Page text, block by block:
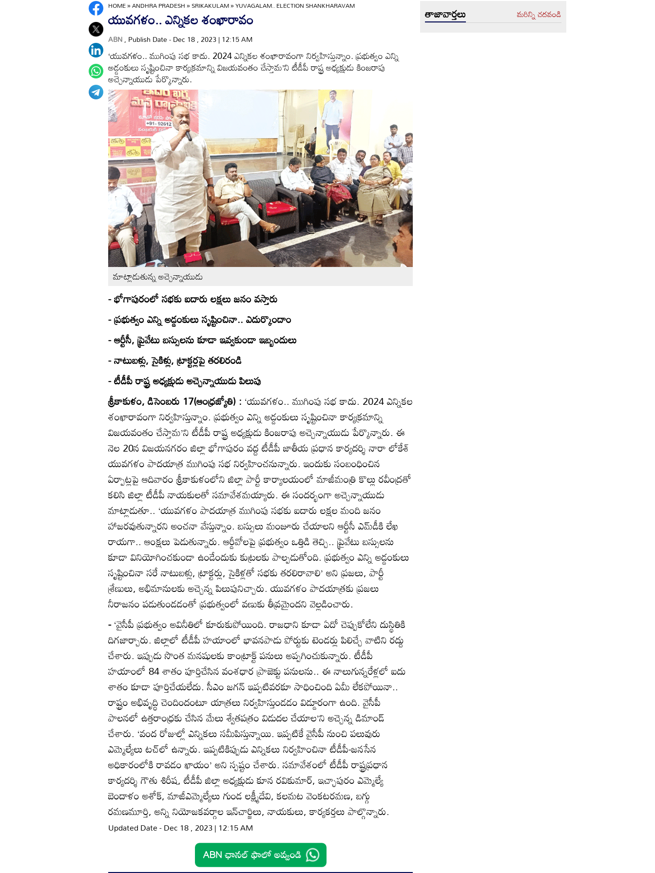
HOME»ANDHRA PRADESH»SRIKAKULAM»YUVAGALAM.. ELECTION SHANKHARAVAM
యువగళం.. ఎన్నికల శంఖారావం
ABN, Publish Date - Dec 18 , 2023 | 12:15 AM
‘యువగళం.. ముగింపు సభ కాదు. 2024 ఎన్నికల శంఖారావంగా నిర్వహిస్తున్నాం. ప్రభుత్వం ఎన్ని
అడ్డంకులు సృష్టించినా కార్యక్రమాన్ని విజయవంతం చేస్తామ’ని టీడీపీ రాష్ట్ర అధ్యక్షుడు కింజరాపు
అచ్చెన్నాయుడు పేర్కొన్నారు.
మాట్లాడుతున్న అచ్చెన్నాయుడు
- భోగాపురంలో సభకు ఐదారు లక్షలు జనం వస్తారు
- ప్రభుత్వం ఎన్ని అడ్డంకులు సృష్టించినా.. ఎదుర్కొందాం
- ఆర్టీసీ, ప్రైవేటు బస్సులను కూడా ఇవ్వకుండా ఇబ్బందులు
- నాటుబళ్లు, సైకిళ్లు, ట్రాక్టర్లపై తరలిరండి
- టీడీపీ రాష్ట్ర అధ్యక్షుడు అచ్చెన్నాయుడు పిలుపు
శ్రీకాకుళం, డిసెంబరు 17(ఆంధ్రజ్యోతి) : ‘యువగళం.. ముగింపు సభ కాదు. 2024 ఎన్నికల
శంఖారావంగా నిర్వహిస్తున్నాం. ప్రభుత్వం ఎన్ని అడ్డంకులు సృష్టించినా కార్యక్రమాన్ని
విజయవంతం చేస్తామ’ని టీడీపీ రాష్ట్ర అధ్యక్షుడు కింజరాపు అచ్చెన్నాయుడు పేర్కొన్నారు. ఈ
నెల 20న విజయనగరం జిల్లా భోగాపురం వద్ద టీడీపీ జాతీయ ప్రధాన కార్యదర్శి నారా లోకేశ్‌
యువగళం పాదయాత్ర ముగింపు సభ నిర్వహించనున్నారు. ఇందుకు సంబంధించిన
ఏర్పాట్లపై ఆదివారం శ్రీకాకుళంలోని జిల్లా పార్టీ కార్యాలయంలో మాజీమంత్రి కొల్లు రవీంద్రతో
కలిసి జిల్లా టీడీపీ నాయకులతో సమావేశమయ్యారు. ఈ సందర్భంగా అచ్చెన్నాయుడు
మాట్లాడుతూ.. ‘యువగళం పాదయాత్ర ముగింపు సభకు ఐదారు లక్షల మంది జనం
హాజరవుతున్నారని అంచనా వేస్తున్నాం. బస్సులు మంజూరు చేయాలని ఆర్టీసీ ఎమ్‌డీకి లేఖ
రాయగా.. ఆంక్షలు పెడుతున్నారు. ఆర్డీవోలపై ప్రభుత్వం ఒత్తిడి తెచ్చి.. ప్రైవేటు బస్సులను
కూడా వినియోగించకుండా ఉండేందుకు కుట్రలకు పాల్పడుతోంది. ప్రభుత్వం ఎన్ని అడ్డంకులు
సృష్టించినా సరే నాటుబళ్లు, ట్రాక్టర్లు, సైకిళ్లతో సభకు తరలిరావాలి’ అని ప్రజలు, పార్టీ
శ్రేణులు, అభిమానులకు అచ్చెన్న పిలుపునిచ్చారు. యువగళం పాదయాత్రకు ప్రజలు
నీరాజనం పడుతుండడంతో ప్రభుత్వంలో వణుకు తీవ్రమైందని వెల్లడించారు.
-‘వైసీపీ ప్రభుత్వం అవినీతిలో కూరుకుపోయింది. రాజధాని కూడా ఏదో చెప్పుకోలేని దుస్థితికి
దిగజార్చారు. జిల్లాలో టీడీపీ హయాంలో భావనపాడు పోర్టుకు టెండర్లు పిలిచ్చే వాటిని రద్దు
చేశారు. ఇప్పుడు సొంత మనషులకు కాంట్రాక్ట్‌ పనులు అప్పగించుకున్నారు. టీడీపీ
హయాంలో 84 శాతం పూర్తిచేసిన వంశధార ప్రాజెక్టు పనులను.. ఈ నాలుగున్నరేళ్లలో ఐదు
శాతం కూడా పూర్తిచేయలేదు. సీఎం జగన్‌ ఇప్పటివరకూ సాధించింది ఏమీ లేకపోయినా..
రాష్ట్రం అభివృద్ధి చెందిందంటూ యాత్రలు నిర్వహిస్తుండడం విడ్డూరంగా ఉంది. వైసీపీ
పాలనలో ఉత్తరాంధ్రకు చేసిన మేలు శ్వేతపత్రం విడుదల చేయాల’ని అచ్చెన్న డిమాండ్‌
చేశారు. ‘వంద రోజుల్లో ఎన్నికలు సమీపిస్తున్నాయి. ఇప్పటికే వైసీపీ నుంచి పలువురు
ఎమ్మెల్యేలు టచ్‌లో ఉన్నారు. ఇప్పటికిప్పుడు ఎన్నికలు నిర్వహించినా టీడీపీ-జనసేన
అధికారంలోకి రావడం ఖాయం’ అని స్పష్టం చేశారు. సమావేశంలో టీడీపీ రాష్ట్రప్రధాన
కార్యదర్శి గౌతు శిరీష, టీడీపీ జిల్లా అధ్యక్షుడు కూన రవికుమార్‌, ఇచ్ఛాపురం ఎమ్మెల్యే
బెందాళం అశోక్‌, మాజీఎమ్మెల్యేలు గుండ లక్ష్మీదేవి, కలమట వెంకటరమణ, బగ్గు
రమణమూర్తి, అన్ని నియోజకవర్గాల ఇన్‌చార్జిలు, నాయకులు, కార్యకర్తలు పాల్గొన్నారు.
Updated Date - Dec 18 , 2023 | 12:15 AM
తాజావార్తలు మరిన్ని చదవండి